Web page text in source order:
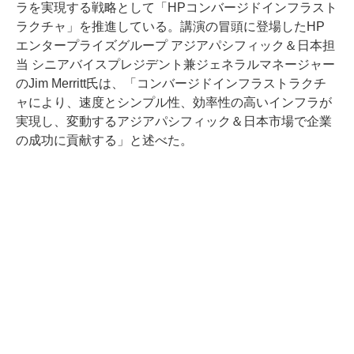
ラを実現する戦略として「HPコンバージドインフラスト
ラクチャ」を推進している。講演の冒頭に登場したHP
エンタープライズグループ アジアパシフィック＆日本担
当 シニアバイスプレジデント兼ジェネラルマネージャー
のJim Merritt氏は、「コンバージドインフラストラクチ
ャにより、速度とシンプル性、効率性の高いインフラが
実現し、変動するアジアパシフィック＆日本市場で企業
の成功に貢献する」と述べた。